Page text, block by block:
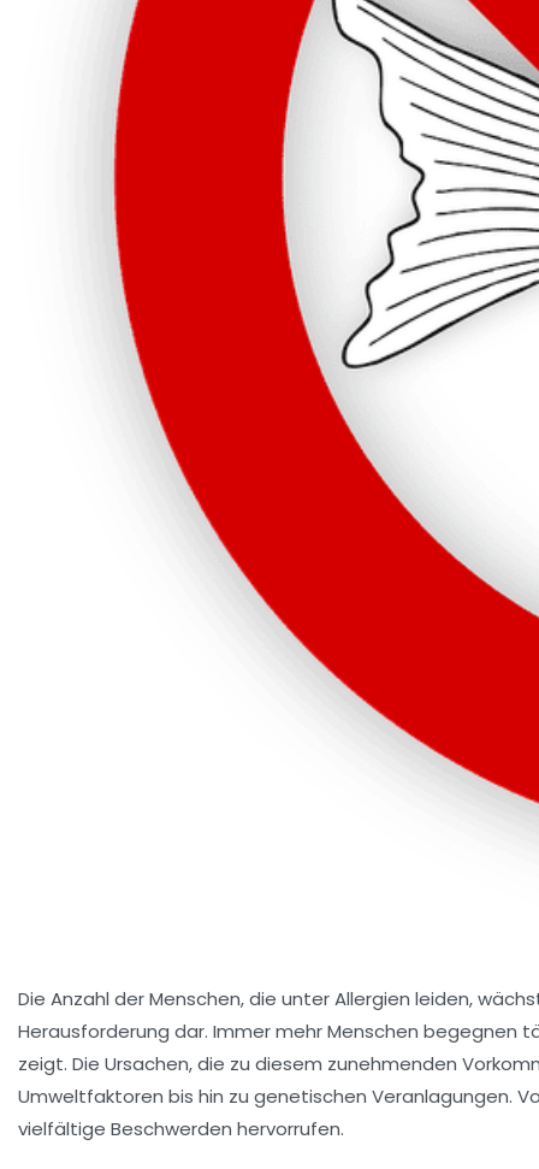
Die Anzahl der Menschen, die unter Allergien leiden,
Herausforderung dar. Immer mehr Menschen
zeigt. Die Ursachen, die zu diesem zunehmenden
Umweltfaktoren bis hin zu genetischen Veranlagungen.
vielfältige Beschwerden hervorrufen.